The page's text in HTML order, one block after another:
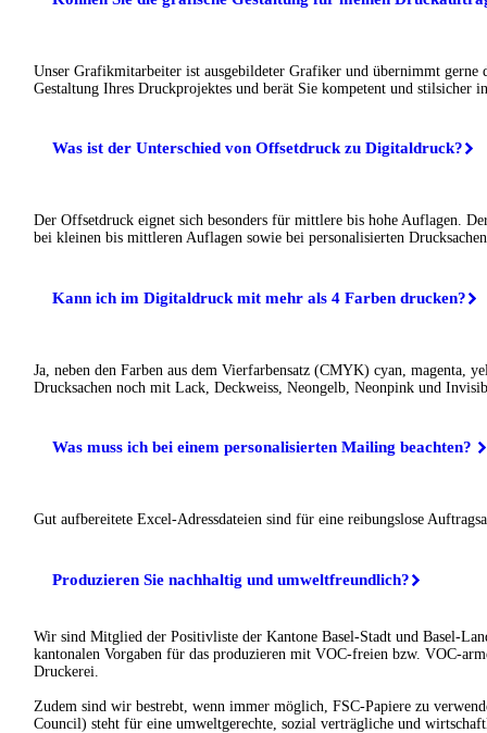
Unser Grafikmitarbeiter ist ausgebildeter Grafiker und übernimmt gerne
Gestaltung Ihres Druckprojektes und berät Sie kompetent und stilsicher
Was ist der Unterschied von Offsetdruck zu Digitaldruck?
Der Offsetdruck eignet sich besonders für mittlere bis hohe Auflagen.
bei kleinen bis mittleren Auflagen sowie bei personalisierten
Kann ich im Digitaldruck mit mehr als 4 Farben drucken?
Ja, neben den Farben aus dem Vierfarbensatz (CMYK) cyan, magenta,
Drucksachen noch mit Lack, Deckweiss, Neongelb, Neonpink und
Was muss ich bei einem personalisierten Mailing beachten?
Gut aufbereitete Excel-Adressdateien sind für eine reibungslose
Produzieren Sie nachhaltig und umweltfreundlich?
Wir sind Mitglied der Positivliste der Kantone Basel-Stadt und Basel-
kantonalen Vorgaben für das produzieren mit VOC-freien bzw. VOC-
Druckerei.
Zudem sind wir bestrebt, wenn immer möglich, FSC-Papiere zu
Council) steht für eine umweltgerechte, sozial verträgliche und